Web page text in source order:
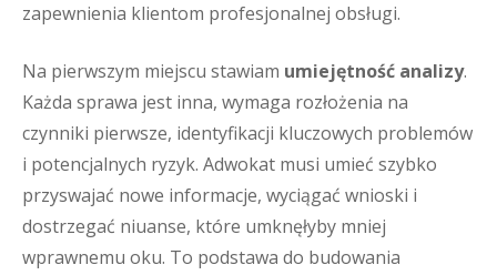
zapewnienia klientom profesjonalnej obsługi.
Na pierwszym miejscu stawiam umiejętność analizy.
Każda sprawa jest inna, wymaga rozłożenia na
czynniki pierwsze, identyfikacji kluczowych problemów
i potencjalnych ryzyk. Adwokat musi umieć szybko
przyswajać nowe informacje, wyciągać wnioski i
dostrzegać niuanse, które umknęłyby mniej
wprawnemu oku. To podstawa do budowania